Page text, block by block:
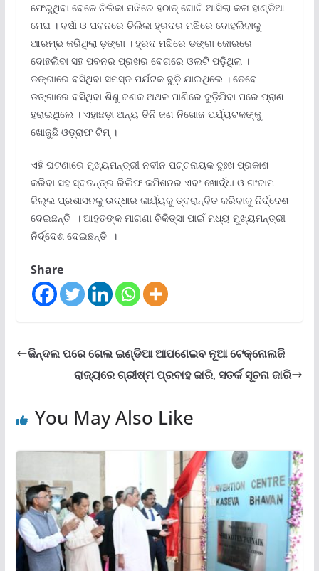
ଫେରୁଥିବା ବେଳେ ଚିଲିକା ମଝିରେ ହଠାତ୍ ଘୋଟି ଆସିଲା କଳା ହାଣ୍ଡିଆ
ମେଘ । ବର୍ଷା ଓ ପବନରେ ଚିଲିକା ହ୍ରଦର ମଝିରେ ଦୋହଲିବାକୁ
ଆରମ୍ଭ କରିଥିଲା ଡ଼ଙ୍ଗା । ହ୍ରଦ ମଝିରେ ଡଙ୍ଗା ଜୋରରେ
ଦୋହଲିବା ସହ ପବନର ପ୍ରଖର ବେଗରେ ଓଲଟି ପଡ଼ିଥିଲା ।
ଡଙ୍ଗାରେ ବସିଥିବା ସମସ୍ତ ପର୍ଯଟକ ବୁଡ଼ି ଯାଇଥିଲେ । ତେବେ
ଡଙ୍ଗାରେ ବସିଥିବା ଶିଶୁ ଜଣକ ଅଥଳ ପାଣିରେ ବୁଡ଼ିଯିବା ପରେ ପ୍ରାଣ
ହରାଇଥିଲେ । ଏହାଛଡ଼ା ଅନ୍ୟ ତିନି ଜଣ ନିଖୋଜ ପର୍ଯ୍ୟଟକଙ୍କୁ
ଖୋଜୁଛି ଓଡ଼୍ରାଫ ଟିମ୍ ।
ଏହି ଘଟଣାରେ ମୁଖ୍ୟମନ୍ତ୍ରୀ ନବୀନ ପଟ୍ଟନାୟକ ଦୁଃଖ ପ୍ରକାଶ
କରିବା ସହ ସ୍ବତନ୍ତ୍ର ରିଲିଫ କମିଶନର ଏବଂ ଖୋର୍ଦ୍ଧା ଓ ଗଂଜାମ
ଜିଲ୍ଲ ପ୍ରଶାସନକୁ ଉଦ୍ଧାର କାର୍ଯ୍ୟକୁ ତ୍ବରାନ୍ବିତ କରିବାକୁ ନିର୍ଦ୍ଦେଶ
ଦେଇଛନ୍ତି । ଆହତଙ୍କ ମାଗଣା ଚିକିତ୍ସା ପାଇଁ ମଧ୍ୟ ମୁଖ୍ୟମନ୍ତ୍ରୀ
ନିର୍ଦ୍ଦେଶ ଦେଇଛନ୍ତି ।
Share
ଜିନ୍ଦଲ ପରେ ଗେଲ ଇଣ୍ଡିଆ ଆପଣେଇବ ନୂଆ ଟେକ୍ନୋଲଜି
ରାଜ୍ୟରେ ଗ୍ରୀଷ୍ମ ପ୍ରବାହ ଜାରି, ସତର୍କ ସୂଚନା ଜାରି
You May Also Like